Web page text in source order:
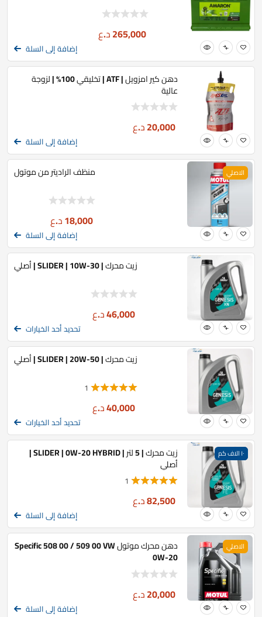
265,000د.ع
إضافة إلى السلة
دهن كير امزويل | ATF | تخليقي 100% | لزوجة
عالية
20,000د.ع
إضافة إلى السلة
الاصلي منظف الراديتر من موتول
18,000د.ع
إضافة إلى السلة
زيت محرك | SLIDER | 10W-30 | أصلي
46,000د.ع
تحديد أحد الخيارات
زيت محرك | SLIDER | 20W-50 | أصلي
1
40,000د.ع
تحديد أحد الخيارات
ضمان١٠ الاف كم زيت محرك | 5 لتر | SLIDER | 0W-20 HYBRID |
أصلي
1
82,500د.ع
إضافة إلى السلة
الاصلي دهن محرك موتول Specific 508 00 / 509 00 VW
0W-20
20,000د.ع
إضافة إلى السلة